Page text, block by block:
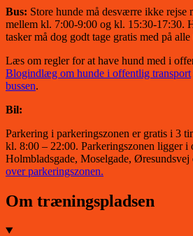
Bus: Store hunde må desværre ikke rejse
mellem kl. 7:00-9:00 og kl. 15:30-17:30.
tasker må dog godt tage gratis med på
Læs om regler for at have hund med i
Blogindlæg om hunde i offentlig transport
bussen.
Bil:
Parkering i parkeringszonen er gratis i 3
kl. 8:00 – 22:00. Parkeringszonen ligger i
Holmbladsgade, Moselgade, Øresundsvej
over parkeringszonen.
Om træningspladsen